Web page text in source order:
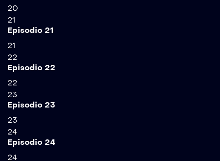
20
21
Episodio 21
21
22
Episodio 22
22
23
Episodio 23
23
24
Episodio 24
24